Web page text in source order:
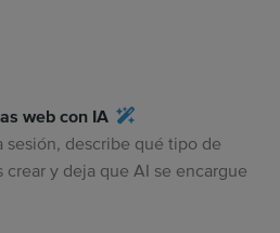
web con IA
sesión, describe qué tipo de
crear y deja que AI se encargue